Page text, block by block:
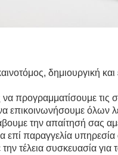
δημιουργική
να προγραμματίσουμε τις
επικοινωνήσουμε όλων
την απαίτησή σας
επί παραγγελία υπηρεσία
τέλεια συσκευασία για